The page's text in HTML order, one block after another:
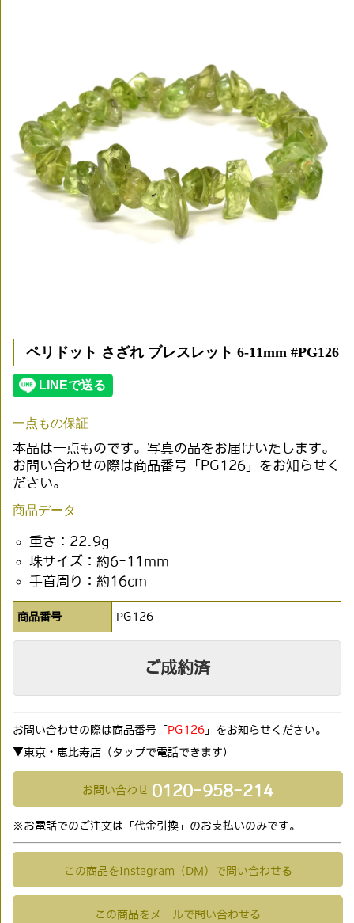
ペリドット さざれ ブレスレット 6-11mm #PG126
一点もの保証
本品は一点ものです。写真の品をお届けいたします。
お問い合わせの際は商品番号「PG126」をお知らせく
ださい。
商品データ
重さ：22.9g
珠サイズ：約6-11mm
手首周り：約16cm
商品番号 PG126
ご成約済
お問い合わせの際は商品番号「 PG126」をお知らせください。
▼東京・恵比寿店（タップで電話できます)
お問い合わせ 0120-958-214
※お電話でのご注文は「代金引換」のお支払いのみです。
この商品をInstagram（DM）で問い合わせる
この商品をメールで問い合わせる